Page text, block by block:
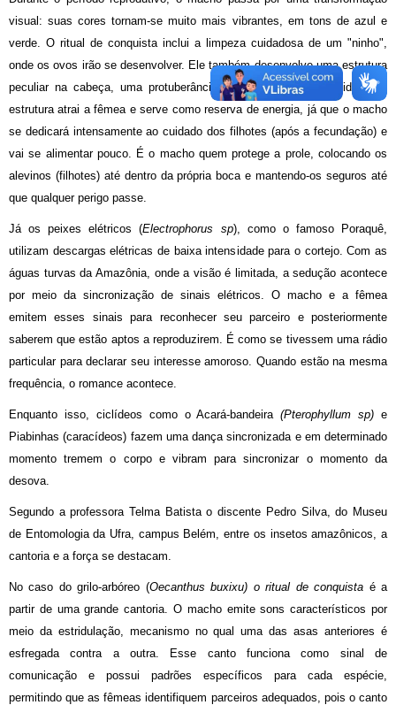
visual: suas cores tornam-se muito mais vibrantes, em tons de azul e
verde. O ritual de conquista inclui a limpeza cuidadosa de um "ninho",
onde os ovos irão se desenvolver. Ele também desenvolve uma estrutura
peculiar na cabeça, uma protuberância conhecida como gibosidade. A
estrutura atrai a fêmea e serve como reserva de energia, já que o macho
se dedicará intensamente ao cuidado dos filhotes (após a fecundação) e
vai se alimentar pouco. É o macho quem protege a prole, colocando os
alevinos (filhotes) até dentro da própria boca e mantendo-os seguros até
que qualquer perigo passe.
Já os peixes elétricos (Electrophorus sp), como o famoso Poraquê,
utilizam descargas elétricas de baixa intensidade para o cortejo. Com as
águas turvas da Amazônia, onde a visão é limitada, a sedução acontece
por meio da sincronização de sinais elétricos. O macho e a fêmea
emitem esses sinais para reconhecer seu parceiro e posteriormente
saberem que estão aptos a reproduzirem. É como se tivessem uma rádio
particular para declarar seu interesse amoroso. Quando estão na mesma
frequência, o romance acontece.
Enquanto isso, ciclídeos como o Acará-bandeira(Pterophyllum sp) e
Piabinhas (caracídeos) fazem uma dança sincronizada e em determinado
momento tremem o corpo e vibram para sincronizar o momento da
desova.
Segundo a professora Telma Batista o discente Pedro Silva, do Museu
de Entomologia da Ufra, campus Belém, entre os insetos amazônicos, a
cantoria e a força se destacam.
No caso do grilo-arbóreo (Oecanthus buxixu) o ritual de conquista é a
partir de uma grande cantoria. O macho emite sons característicos por
meio da estridulação, mecanismo no qual uma das asas anteriores é
esfregada contra a outra. Esse canto funciona como sinal de
comunicação e possui padrões específicos para cada espécie,
permitindo que as fêmeas identifiquem parceiros adequados, pois o canto